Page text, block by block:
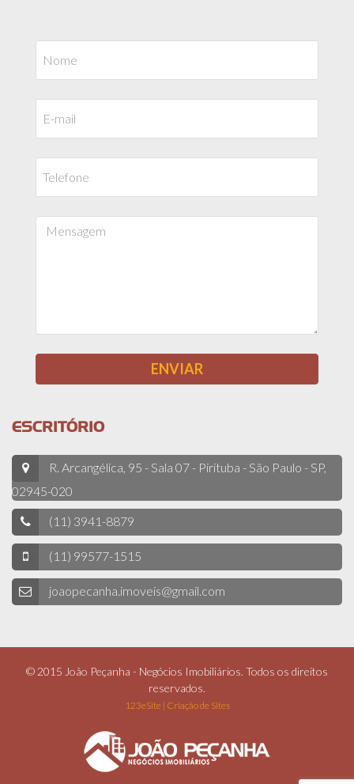
ESCRITÓRIO
R. Arcangélica, 95 - Sala 07 - Pirituba - São Paulo - SP,
02945-020
(11) 3941-8879
(11) 99577-1515
joaopecanha.imoveis@gmail.com
© 2015 João Peçanha - Negócios Imobiliários. Todos os direitos
reservados.
123eSite | Criação de Sites